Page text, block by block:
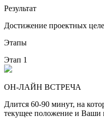
Результат
Достижение проектных
Этапы
Этап 1
ОН-ЛАЙН ВСТРЕЧА
Длится 60-90 минут, на
текущее положение и Ваши